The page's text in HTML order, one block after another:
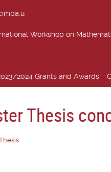
Workshop on
2024 Grants and Awards:
Thesis